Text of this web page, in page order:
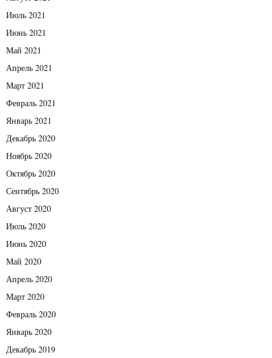
Июль 2021
Июнь 2021
Май 2021
Апрель 2021
Март 2021
Февраль 2021
Январь 2021
Декабрь 2020
Ноябрь 2020
Октябрь 2020
Сентябрь 2020
Август 2020
Июль 2020
Июнь 2020
Май 2020
Апрель 2020
Март 2020
Февраль 2020
Январь 2020
Декабрь 2019